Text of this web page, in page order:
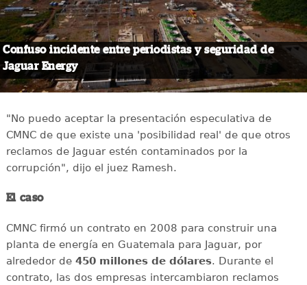
Confuso incidente entre periodistas y seguridad de
Jaguar Energy
"No puedo aceptar la presentación especulativa de
CMNC de que existe una 'posibilidad real' de que otros
reclamos de Jaguar estén contaminados por la
corrupción", dijo el juez Ramesh.
El caso
CMNC firmó un contrato en 2008 para construir una
planta de energía en Guatemala para Jaguar, por
alrededor de 450 millones de dólares. Durante el
contrato, las dos empresas intercambiaron reclamos